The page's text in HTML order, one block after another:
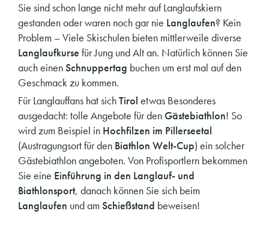
Sie sind schon lange nicht mehr auf Langlaufskiern
gestanden oder waren noch gar nie Langlaufen? Kein
Problem – Viele Skischulen bieten mittlerweile diverse
Langlaufkurse für Jung und Alt an. Natürlich können Sie
auch einenSchnuppertag buchen um erst mal auf den
Geschmack zu kommen.
Für Langlauffans hat sichTirol etwas Besonderes
ausgedacht: tolle Angebote für den Gästebiathlon! So
wird zum Beispiel in Hochfilzen im Pillerseetal
(Austragungsort für den Biathlon Welt-Cup) ein solcher
Gästebiathlon angeboten. Von Profisportlern bekommen
Sie eine Einführung in den Langlauf- und
Biathlonsport, danach können Sie sich beim
Langlaufen und am Schießstand beweisen!